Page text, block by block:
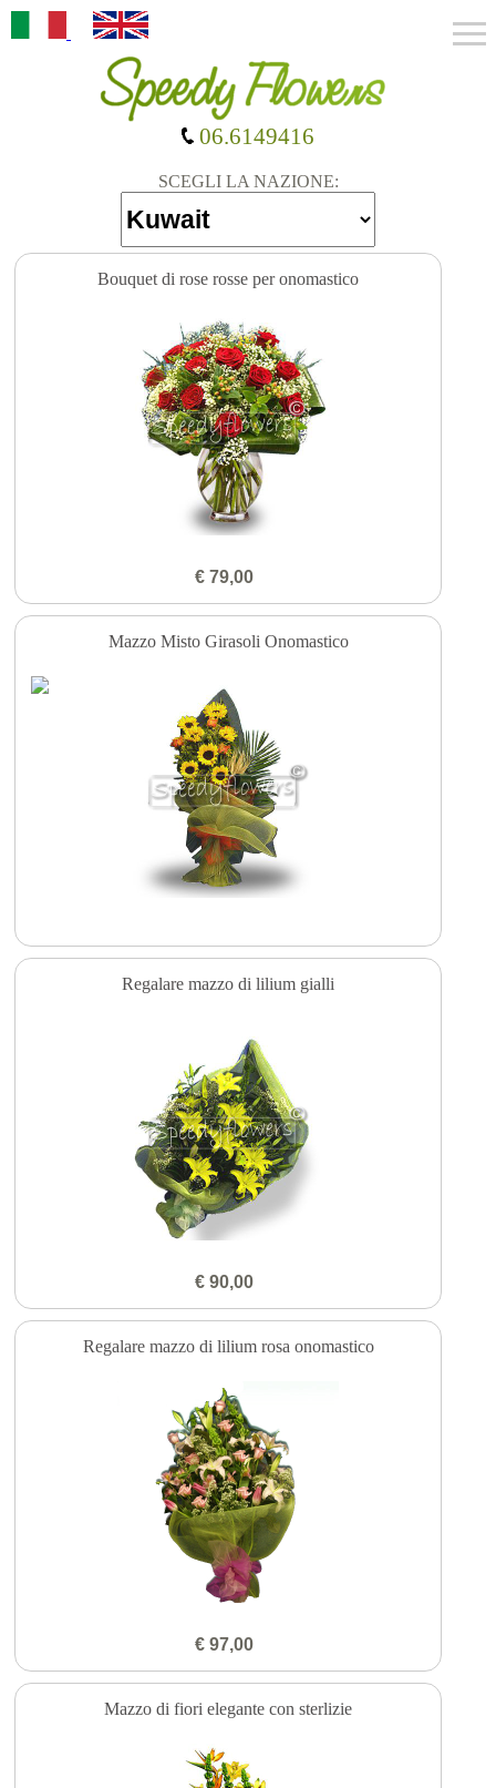
SCEGLI LA NAZIONE:
06.6149416
Bouquet di rose rosse per onomastico
€ 79,00
Mazzo Misto Girasoli Onomastico
Regalare mazzo di lilium gialli
€ 90,00
Regalare mazzo di lilium rosa onomastico
€ 97,00
Mazzo di fiori elegante con sterlizie